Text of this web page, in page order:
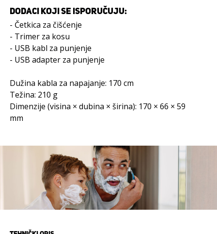
DODACI KOJI SE ISPORUČUJU:
- Četkica za čišćenje
- Trimer za kosu
- USB kabl za punjenje
- USB adapter za punjenje
Dužina kabla za napajanje: 170 cm
Težina: 210 g
Dimenzije (visina × dubina × širina): 170 × 66 × 59
mm